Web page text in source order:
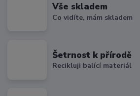
Vše skladem
Co vidíte, mám skladem
Šetrnost k přírodě
Recikluji balící materiál